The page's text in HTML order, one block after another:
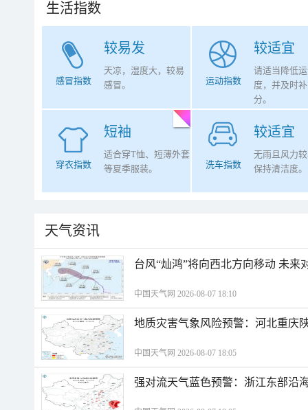
生活指数
较易发
感冒指数
天凉，湿度大，较易
感冒。
较适宜
运动指数
请适当降低
度，并及时
分。
短袖
穿衣指数
适合穿T恤、短薄外套
等夏季服装。
较适宜
洗车指数
无雨且风力
保持清洁度。
天气资讯
台风“灿鸿”将向西北方向移动 未来
中国天气网 2026-08-07 18:10
地质灾害气象风险预警：河北重庆
中国天气网 2026-08-07 18:05
强对流天气蓝色预警：浙江东部沿